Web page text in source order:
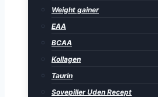
Weight gainer
EAA
BCAA
Kollagen
Taurin
Sovepiller Uden Recept